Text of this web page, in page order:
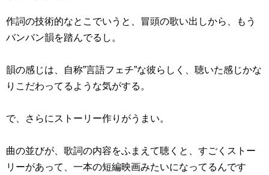
作詞の技術的なとこでいうと、冒頭の歌い出しから、もう
バンバン韻を踏んでるし。
韻の感じは、自称”言語フェチ”な彼らしく、聴いた感じかな
りこだわってるような気がする。
で、さらにストーリー作りがうまい。
曲の並びが、歌詞の内容をふまえて聴くと、すごくストー
リーがあって、一本の短編映画みたいになってるんです